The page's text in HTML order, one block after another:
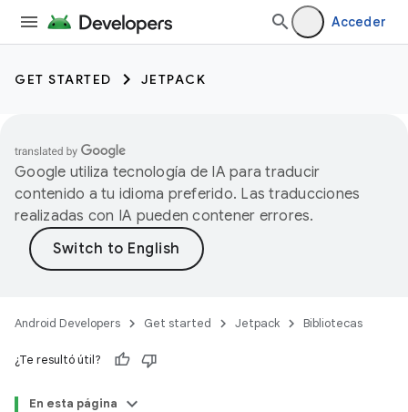
Acceder
GET STARTED JETPACK
Google utiliza tecnología de IA para traducir
contenido a tu idioma preferido. Las traducciones
realizadas con IA pueden contener errores.
Android Developers Get started Jetpack Bibliotecas
¿Te resultó útil?
En esta página